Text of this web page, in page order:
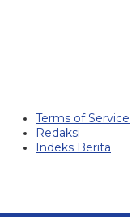
Terms of Service
Redaksi
Indeks Berita